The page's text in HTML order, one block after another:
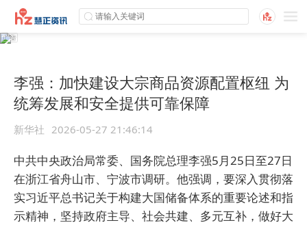
李强：加快建设大宗商品资源配置枢纽 为
统筹发展和安全提供可靠保障
新华社 2026-05-27 21:46:14
中共中央政治局常委、国务院总理李强5月25日至27日
在浙江省舟山市、宁波市调研。他强调，要深入贯彻落
实习近平总书记关于构建大国储备体系的重要论述和指
示精神，坚持政府主导、社会共建、多元互补，做好大